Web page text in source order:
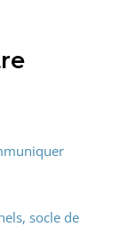
socle de